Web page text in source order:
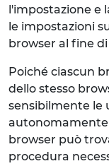
l'impostazione e
le impostazioni
browser al fine
Poiché ciascun
dello stesso
sensibilmente le
autonomamente
browser può
procedura